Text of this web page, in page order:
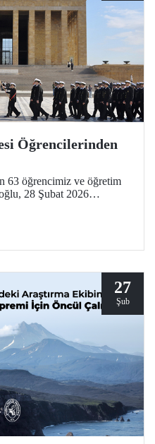
Öğrencilerinden
63 öğrencimiz ve öğretim
28 Şubat 2026
çelenk bırakılması
27
Şub